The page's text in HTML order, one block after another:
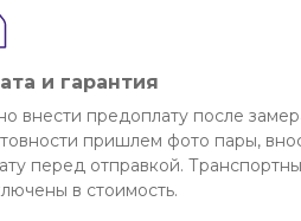
и гарантия
внести предоплату после
пришлем фото пары,
перед отправкой.
в стоимость.